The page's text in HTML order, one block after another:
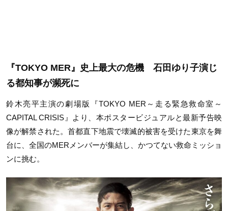
『TOKYO MER』史上最大の危機 石田ゆり子演じ
る都知事が瀕死に
鈴木亮平主演の劇場版『TOKYO MER ～走る緊急救命室～
CAPITAL CRISIS 』より、本ポスタービジュアルと最新予告映
像が解禁された。首都直下地震で壊滅的被害を受けた東京を舞
台に、全国のMER メンバーが集結し、かつてない救命ミッショ
ンに挑む。